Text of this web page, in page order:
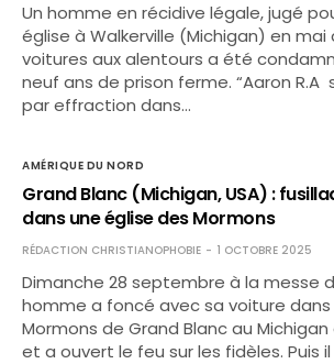
Un homme en récidive légale, jugé
église à Walkerville (Michigan) en
voitures aux alentours a été
neuf ans de prison ferme. “Aaron R.A
par effraction dans…
AMÉRIQUE DU NORD
Grand Blanc (Michigan, USA) :
dans une église des Mormons
RÉDACTION CHRISTIANOPHOBIE 1 OCTOBRE 2025
Dimanche 28 septembre à la messe
homme a foncé avec sa voiture dans
Mormons de Grand Blanc au
et a ouvert le feu sur les fidèles. Puis